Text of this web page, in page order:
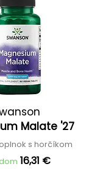
Malate '27
s horčíkom
16,31 €